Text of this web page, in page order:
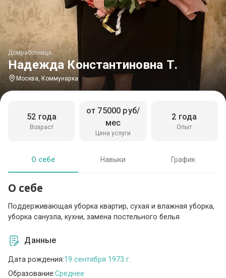
Надежда Константиновна Т.
Домработница
Москва, Коммунарка
Возраст
52 года
Цена услуги
от 75000 руб/
мес
Опыт
2 года
О себе Навыки График
О себе
Поддерживающая уборка квартир, сухая и влажная уборка,
уборка санузла, кухни, замена постельного белья
Данные
Дата рождения:19 сентября 1973 г.
Образование:Среднее